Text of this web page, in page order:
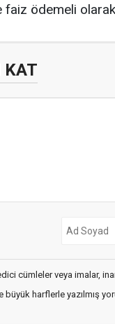
ödemeli
KAT
cümleler veya imalar,
büyük harflerle yazılmış